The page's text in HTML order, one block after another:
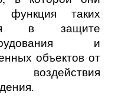
функция таких
в защите
и
объектов от